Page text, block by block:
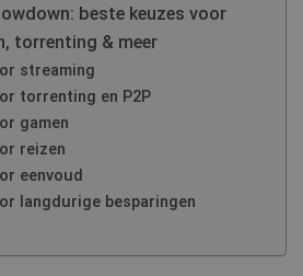
beste keuzes voor
torrenting & meer
streaming
torrenting en P2P
gamen
reizen
eenvoud
langdurige besparingen